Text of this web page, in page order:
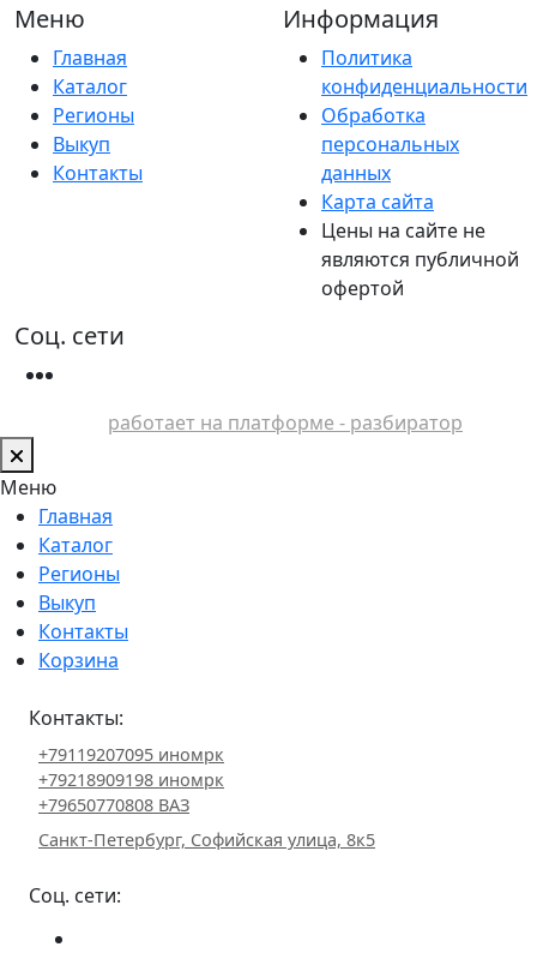
Меню
Главная
Каталог
Регионы
Выкуп
Контакты
Информация
Политика
конфиденциальности
Обработка
персональных
данных
Карта сайта
Цены на сайте не
являются публичной
офертой
Соц. сети
работает на платформе - разбиратор
Меню
Главная
Каталог
Регионы
Выкуп
Контакты
Корзина
Контакты:
+79119207095 иномрк
+79218909198 иномрк
+79650770808 ВАЗ
Санкт-Петербург, Софийская улица, 8к5
Соц. сети: